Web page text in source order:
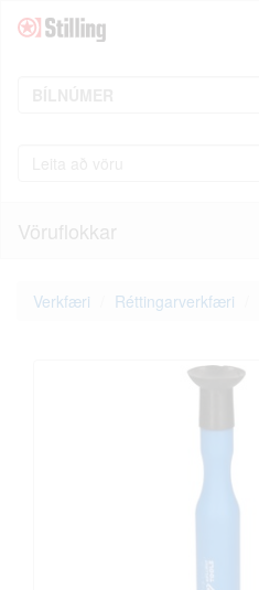
Vöruflokkar
Verkfæri Réttingarverkfæri